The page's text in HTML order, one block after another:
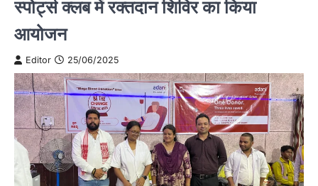
स्पोर्ट्स क्लब में रक्तदान शिविर का किया
आयोजन
Editor 25/06/2025